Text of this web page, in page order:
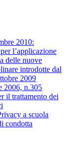
2010:
l’applicazione
delle nuove
introdotte dal
2009
2006, n.305
il trattamento dei
a scuola
condotta